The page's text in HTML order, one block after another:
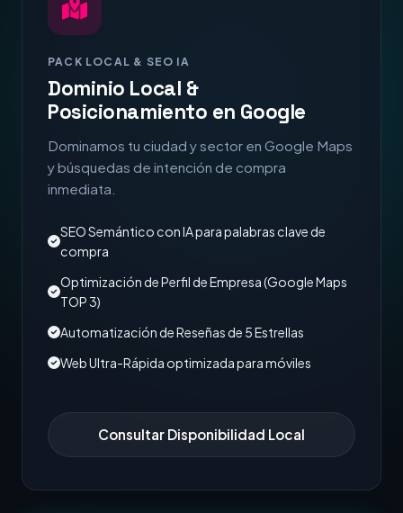
PACK LOCAL & SEO IA
Dominio Local &
Posicionamiento en Google
Dominamos tu ciudad y sector en Google Maps
y búsquedas de intención de compra
inmediata.
SEO Semántico con IA para palabras clave de
compra
Optimización de Perfil de Empresa (Google Maps
TOP 3)
Automatización de Reseñas de 5 Estrellas
Web Ultra-Rápida optimizada para móviles
Consultar Disponibilidad Local